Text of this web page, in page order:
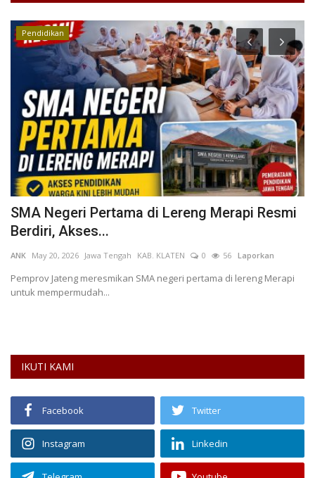
Pendidikan
SMA Negeri Pertama di Lereng Merapi Resmi
Berdiri, Akses...
ANK May 20, 2026 Jawa Tengah KAB. KLATEN 0 56 Laporkan
Pemprov Jateng meresmikan SMA negeri pertama di lereng Merapi
untuk mempermudah...
IKUTI KAMI
Facebook Twitter
Instagram Linkedin